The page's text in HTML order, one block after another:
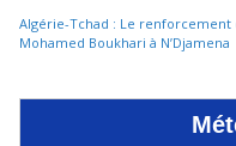
Algérie-Tchad : Le
Mohamed Boukhari à N’Djamena